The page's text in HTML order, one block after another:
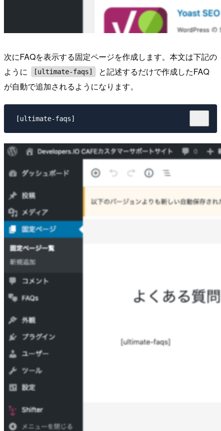
次にFAQを表示する固定ページを作成します。本文は下記の
ように
[ultimate-faqs]
と記述するだけで作成したFAQ
が自動で追加されるようになります。